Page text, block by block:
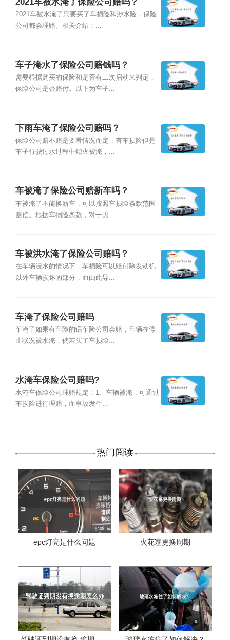
2021车被水淹了只要买了车损险和涉水险，保险
公司都会理赔。相关介绍：...
车子淹水了保险公司赔钱吗？
需要根据购买的保险和是否有二次启动来判定，
保险公司是否赔付。以下为车子...
下雨车淹了保险公司赔吗？
保险公司赔不赔是要看情况而定，有车损险但是
车子行驶过水过程中熄火被淹，...
车被淹了保险公司赔新车吗？
车被淹了不能换新车，可以按照车损险条款范围
赔偿。根据车损险条款，对于因...
车被洪水淹了保险公司赔吗？
在车辆浸水的情况下，车损险可以赔付除发动机
以外车辆损坏的部分，而由此导...
车淹了保险公司赔吗
车淹了如果有车险的话车险公司会赔，车辆在停
止状况被水淹，倘若买了车损险...
水淹车保险公司赔吗?
水淹车保险公司理赔规定：1、车辆被淹，可通过
车损险进行理赔，而事故发生...
热门阅读
epc灯亮是什么问题 火花塞更换周期